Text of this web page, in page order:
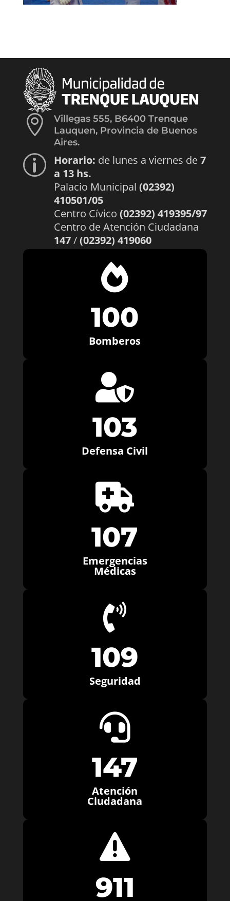

Villegas 555, B6400 Trenque
Lauquen, Provincia de Buenos
Aires.
p Horario: de lunes a viernes de7
a 13 hs.
Palacio Municipal (02392)
410501/05
Centro Cívico (02392) 419395/97
Centro de Atención Ciudadana
147/(02392) 419060

100
Bomberos

103
Defensa Civil

107
Emergencias
Médicas

109
Seguridad

147
Atención
Ciudadana

911